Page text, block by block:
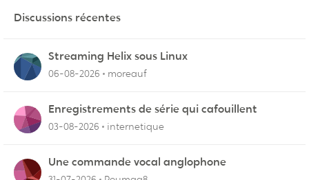
Discussions récentes
Streaming Helix sous Linux
06-08-2026 moreauf
Enregistrements de série qui cafouillent
03-08-2026 internetique
Une commande vocal anglophone